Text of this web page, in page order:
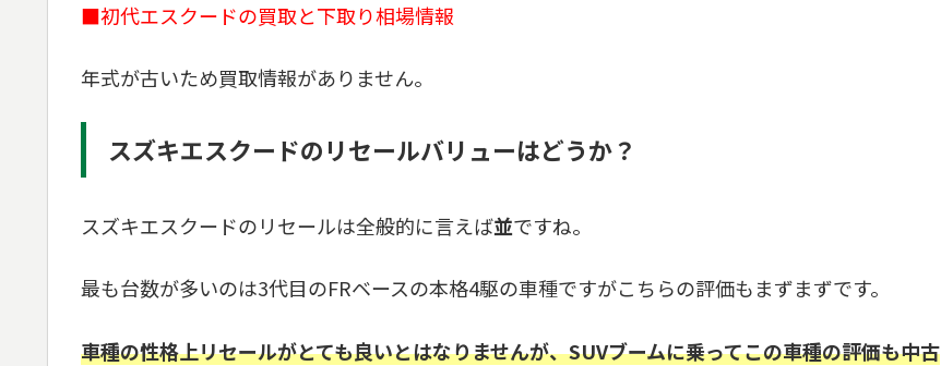
■初代エスクードの買取と下取り相場情報
年式が古いため買取情報がありません。
スズキエスクードのリセールバリューはどうか？
スズキエスクードのリセールは全般的に言えば並ですね。
最も台数が多いのは3代目のFRベースの本格4駆の車種ですがこちらの評価もまずまずです。
車種の性格上リセールがとても良いとはなりませんが、SUVブームに乗ってこの車種の評価も中古